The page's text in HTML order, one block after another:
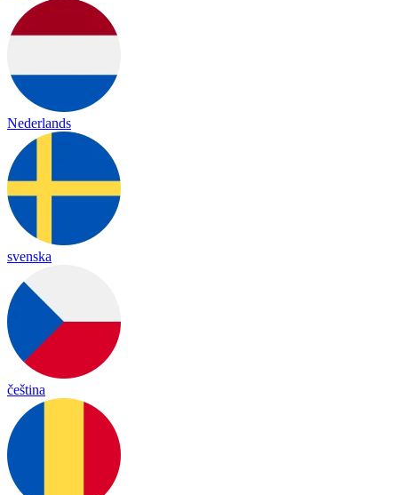
Nederlands
svenska
čeština